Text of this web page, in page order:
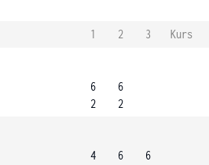
1 2 3
Kurs
6
2
6
2
4
6
6